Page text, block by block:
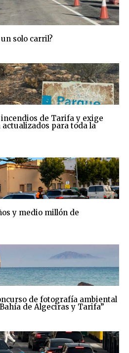
solo carril?
incendios de Tarifa y exige
para toda la
y medio millón de
de fotografía ambiental
de Algeciras y Tarifa”